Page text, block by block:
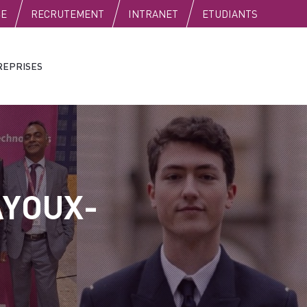
RECRUTEMENT INTRANET ETUDIANTS